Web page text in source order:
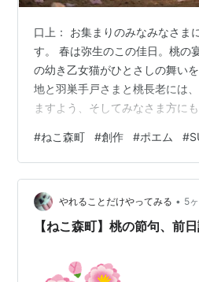
口上： お集まりのみなみなさま
す。 春は弥生のこの佳日。桃の
の幼き乙女猫がひとさしの舞い
地と羽巣手戸さまと桃長老には
ますよう、そしてみなさま方に
SunoAI／舞指導：サバ
なびいて赤い花 霞に咲いてふわ
い 昔からこの地に流れる水よと
い この地の物語 永久（とこしえ
ば百年も千年も ひとときの夢の
#ねこ森町 #創作 #ポエム #
やれることだけやってみる • 5
【ねこ森町】桃の節句、前日